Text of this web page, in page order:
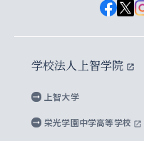
グローバル・ス
水稀少社会研究
先進機械・構造
国による高等教
大学院生対象の奨
海外留学する際
学外とのネットワ
英文広報誌
上智大学ビジュ
上智大学校歌 ・
上智大学への取
上智大学の公開情報
上智大学の教育
キャンパス案内
学校法人上智学院
上智大学
栄光学園中学高等学校